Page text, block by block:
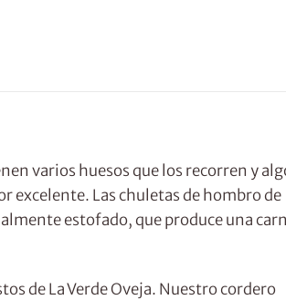
varios huesos que los recorren y
excelente. Las chuletas de hombro de
estofado, que produce una
de La Verde Oveja. Nuestro cordero